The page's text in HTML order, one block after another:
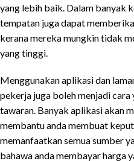
yang lebih baik. Dalam banyak
tempatan juga dapat
kerana mereka mungkin tidak
yang tinggi.
Menggunakan aplikasi dan
pekerja juga boleh menjadi
tawaran. Banyak aplikasi akan
membantu anda membuat
memanfaatkan semua sumber
bahawa anda membayar harga